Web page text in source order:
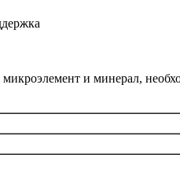
и минерал,